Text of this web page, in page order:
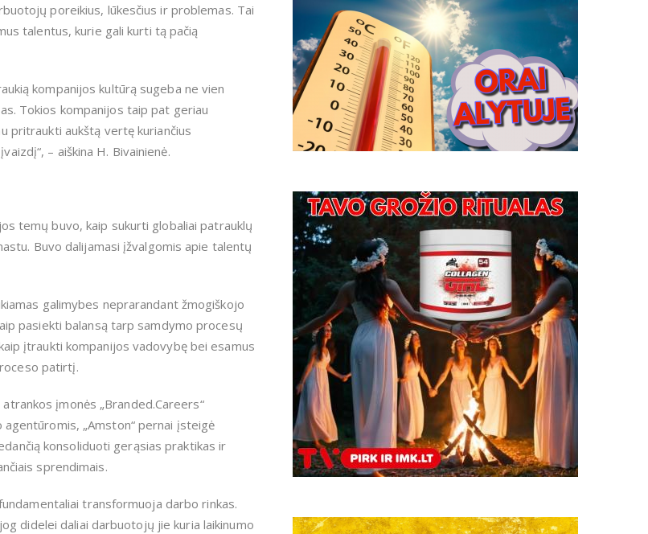
poreikius, lūkesčius ir problemas. Tai
talentus, kurie gali kurti tą pačią
kompanijos kultūrą sugeba ne vien
Tokios kompanijos taip pat geriau
pritraukti aukštą vertę kuriančius
– aiškina H. Bivainienė.
temų buvo, kaip sukurti globaliai patrauklų
Buvo dalijamasi įžvalgomis apie talentų
galimybes neprarandant žmogiškojo
pasiekti balansą tarp samdymo procesų
įtraukti kompanijos vadovybę bei esamus
patirtį.
įmonės „Branded.Careers“
„Amston“ pernai įsteigė
konsoliduoti gerąsias praktikas ir
sprendimais.
transformuoja darbo rinkas.
didelei daliai darbuotojų jie kuria laikinumo